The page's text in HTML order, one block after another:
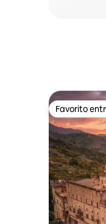
Favorito
Favorito